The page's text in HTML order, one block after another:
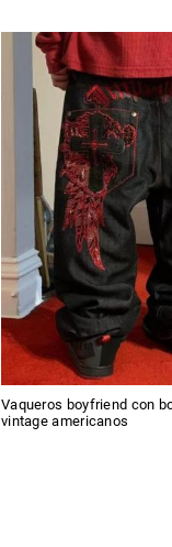
Vaqueros boyfriend con
vintage americanos